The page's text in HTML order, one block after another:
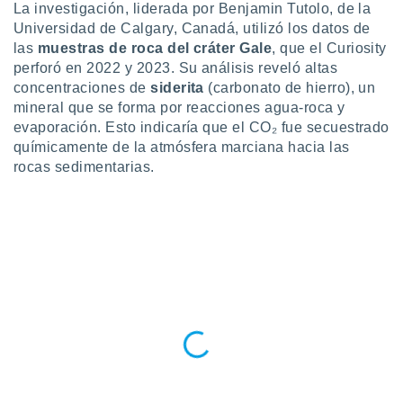
u
datos
momento
en
en
La investigación, liderada por Benjamin Tutolo, de la
Universidad de Calgary, Canadá, utilizó los datos de
las muestras de roca del cráter Gale, que el Curiosity
perforó en 2022 y 2023. Su análisis reveló altas
concentraciones desiderita (carbonato de hierro), un
mineral que se forma por reacciones agua-roca y
evaporación. Esto indicaría que el CO₂ fue secuestrado
químicamente de la atmósfera marciana hacia las
rocas sedimentarias.